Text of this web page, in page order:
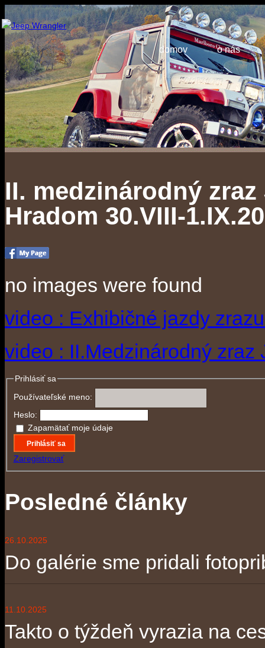
domov o nás
II. medzinárodný
Hradom 30.VIII-
no images were found
video : Exhibičné jazdy
video : II.Medzinárodný zraz
Prihlásiť sa
Používateľské meno:
Heslo:
Zapamätať moje údaje
Prihlásiť sa
Zaregistrovať
Posledné články
26.10.2025
Do galérie sme pridali
11.10.2025
Takto o týždeň vyrazia na